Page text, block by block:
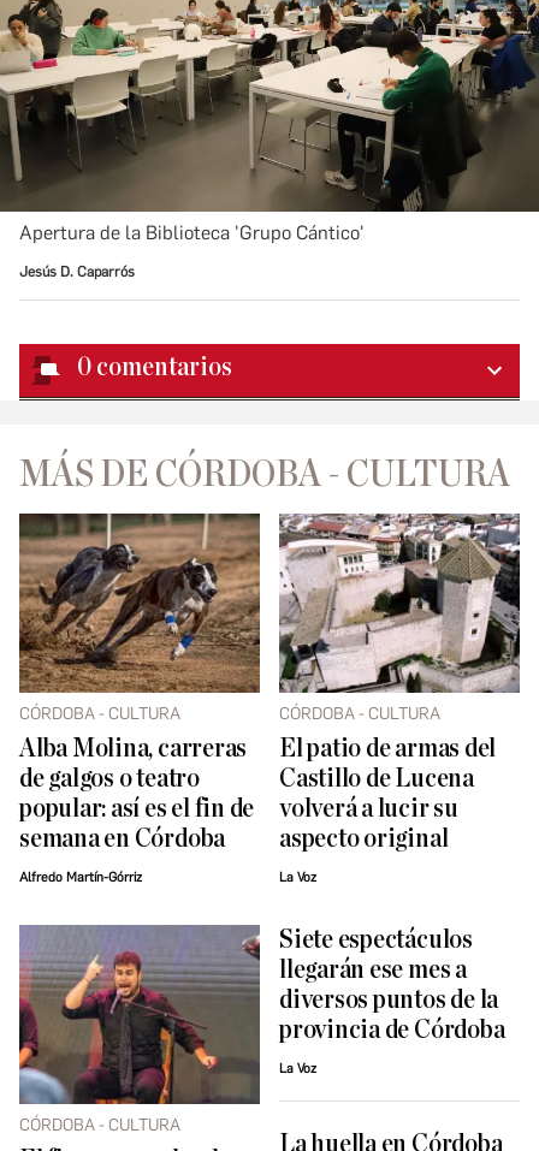
Apertura de la Biblioteca 'Grupo Cántico'
Jesús D. Caparrós
0 comentarios
MÁS DE CÓRDOBA - CULTURA
CÓRDOBA - CULTURA
Alba Molina, carreras
de galgos o teatro
popular: así es el fin de
semana en Córdoba
Alfredo Martín-Górriz
CÓRDOBA - CULTURA
El patio de armas del
Castillo de Lucena
volverá a lucir su
aspecto original
La Voz
CÓRDOBA - CULTURA
Siete espectáculos
llegarán ese mes a
diversos puntos de la
provincia de Córdoba
La Voz
La huella en Córdoba